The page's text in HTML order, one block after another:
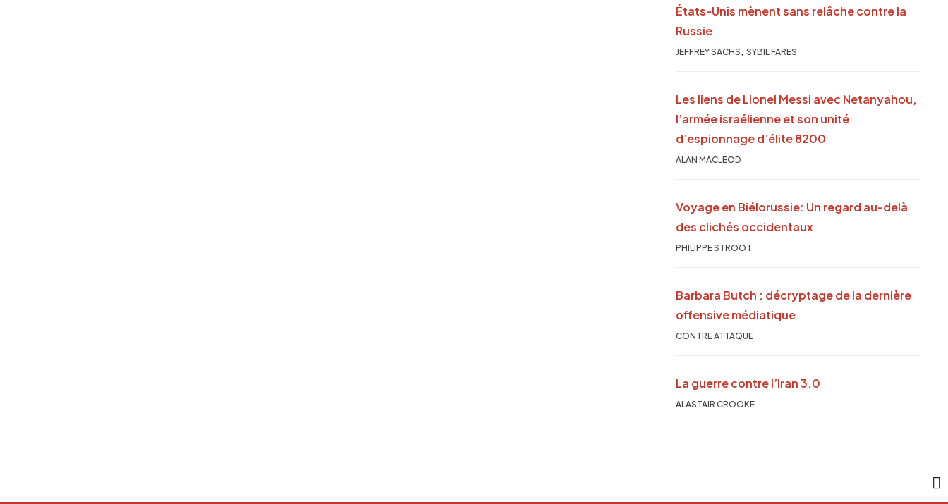
États-Unis mènent sans relâche contre la
Russie
JEFFREY SACHS , SYBIL FARES
Les liens de Lionel Messi avec Netanyahou,
l’armée israélienne et son unité
d’espionnage d’élite 8200
ALAN MACLEOD
Voyage en Biélorussie: Un regard au-delà
des clichés occidentaux
PHILIPPE STROOT
Barbara Butch : décryptage de la dernière
offensive médiatique
CONTRE ATTAQUE
La guerre contre l’Iran 3.0
ALASTAIR CROOKE